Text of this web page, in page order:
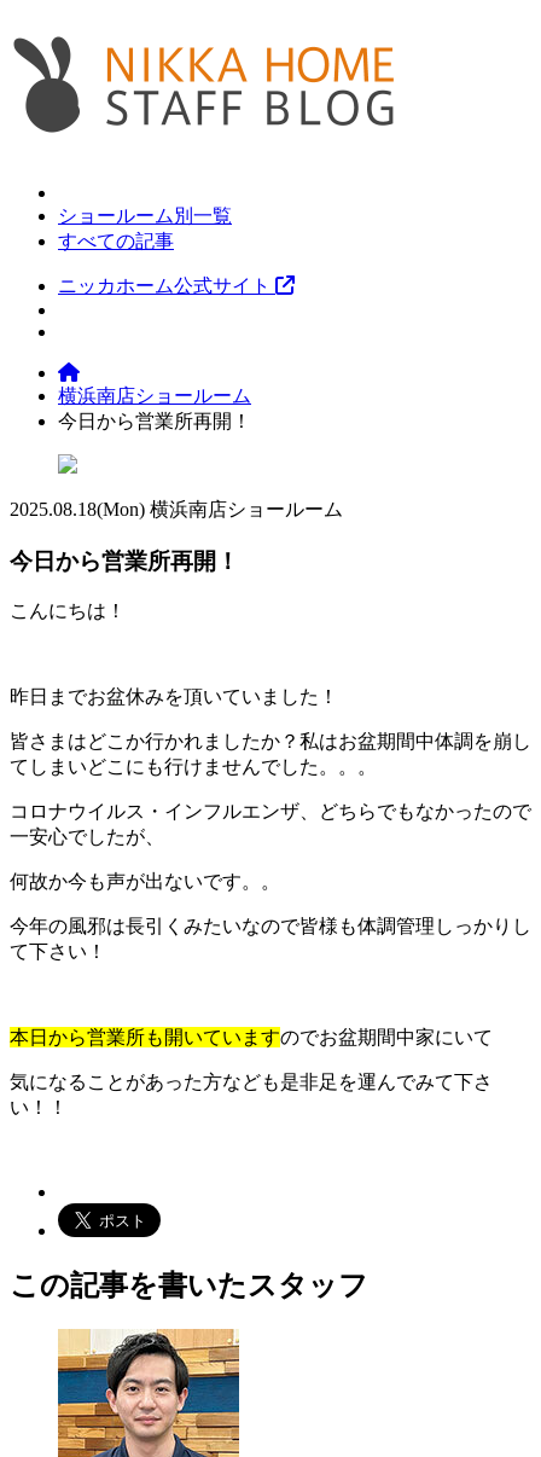
ショールーム別一覧
すべての記事
ニッカホーム公式サイト
横浜南店ショールーム
今日から営業所再開！
2025.08.18(Mon) 横浜南店ショールーム
今日から営業所再開！
こんにちは！
昨日までお盆休みを頂いていました！
皆さまはどこか行かれましたか？私はお盆期間中体調を崩し
てしまいどこにも行けませんでした。。。
コロナウイルス・インフルエンザ、どちらでもなかったので
一安心でしたが、
何故か今も声が出ないです。。
今年の風邪は長引くみたいなので皆様も体調管理しっかりし
て下さい！
本日から営業所も開いていますのでお盆期間中家にいて
気になることがあった方なども是非足を運んでみて下さ
い！！
この記事を書いたスタッフ